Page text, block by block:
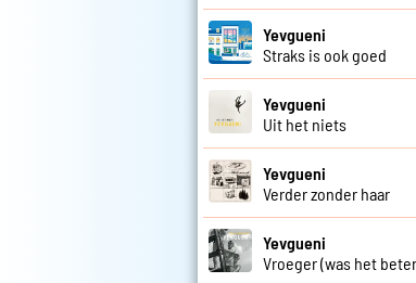
Yevgueni
Straks is ook goed
Yevgueni
Uit het niets
Yevgueni
Verder zonder haar
Yevgueni
Vroeger (was het